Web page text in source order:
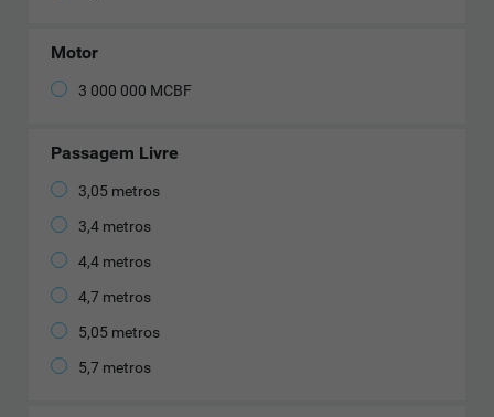
Motor
3 000 000 MCBF
Passagem Livre
3,05 metros
3,4 metros
4,4 metros
4,7 metros
5,05 metros
5,7 metros